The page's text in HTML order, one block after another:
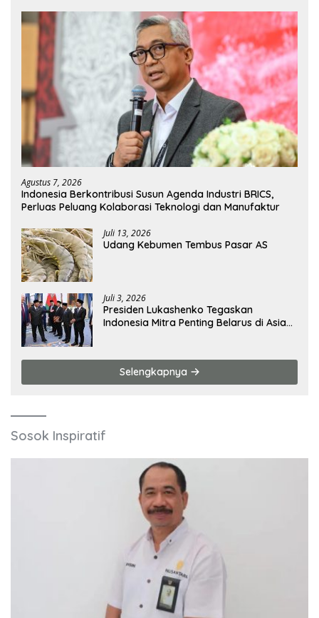
Agustus 7, 2026
Indonesia Berkontribusi Susun Agenda Industri BRICS,
Perluas Peluang Kolaborasi Teknologi dan Manufaktur
Juli 13, 2026
Udang Kebumen Tembus Pasar AS
Juli 3, 2026
Presiden Lukashenko Tegaskan
Indonesia Mitra Penting Belarus di Asia
Selengkapnya
Sosok Inspiratif